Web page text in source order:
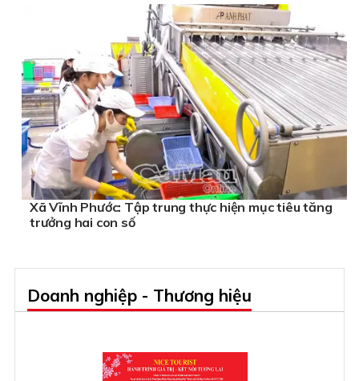
Xã Vĩnh Phước: Tập trung thực hiện mục tiêu tăng
trưởng hai con số
Doanh nghiệp - Thương hiệu